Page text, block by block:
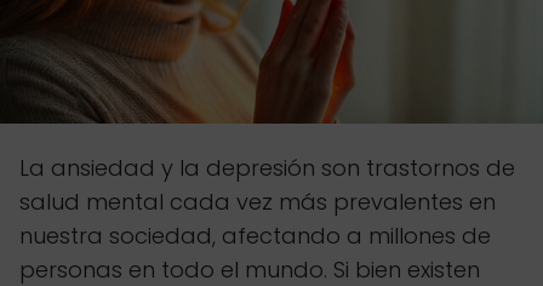
La ansiedad y la depresión son trastornos de
salud mental cada vez más prevalentes en
nuestra sociedad, afectando a millones de
personas en todo el mundo. Si bien existen